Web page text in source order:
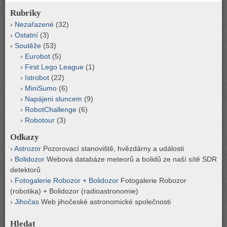
Rubriky
Nezařazené (32)
Ostatní (3)
Soutěže (53)
Eurobot (5)
First Lego League (1)
Istrobot (22)
MiniSumo (6)
Napájeni sluncem (9)
RobotChallenge (6)
Robotour (3)
Odkazy
Astrozor Pozorovací stanoviště, hvězdárny a události
Bolidozor Webová databáze meteorů a bolidů ze naší sítě SDR
detektorů
Fotogalerie Robozor + Bolidozor Fotogalerie Robozor
(robotika) + Bolidozor (radioastronomie)
Jihočas Web jihočeské astronomické společnosti
Hledat